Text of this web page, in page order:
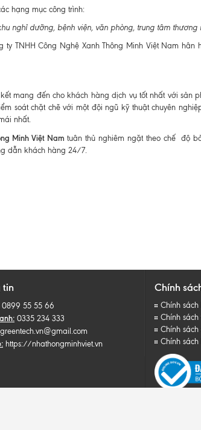
hạng mục công trình:
nghỉ dưỡng, bệnh viện, văn phòng, trung tâm thương
TNHH Công Nghệ Xanh Thông Minh Việt Nam
mang đến cho khách hàng dịch vụ tốt nhất với sản
soát chặt chẽ với một đội ngũ kỹ thuật chuyên
nhất.
Minh Việt Nam tuân thủ nghiêm ngặt theo chế độ
dẫn khách hàng 24/7.
tin
0899 55 55 66
0335 234 333
https://nhathongminhviet.vn
Chính
Chính
Chính
Chính
Chính